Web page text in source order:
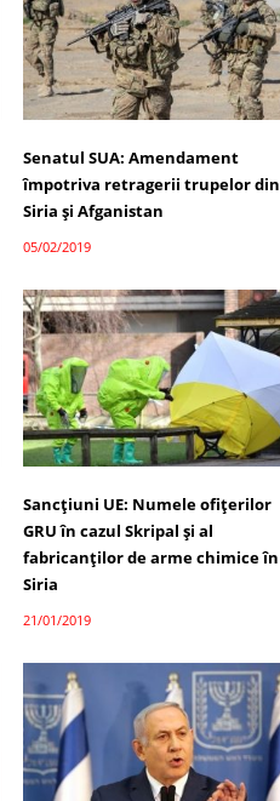
Senatul SUA: Amendament
împotriva retragerii trupelor din
Siria şi Afganistan
05/02/2019
Sancțiuni UE: Numele ofițerilor
GRU în cazul Skripal și al
fabricanților de arme chimice în
Siria
21/01/2019